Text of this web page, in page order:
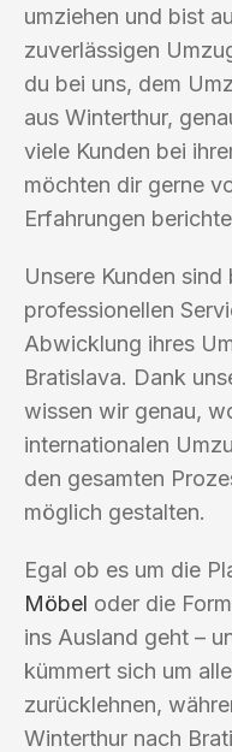
umziehen und bist
zuverlässigen
du bei uns, dem
aus Winterthur,
viele Kunden bei
möchten dir gerne
Erfahrungen
Unsere Kunden
professionellen
Abwicklung ihres
Bratislava. Dank
wissen wir genau,
internationalen
den gesamten
möglich gestalten.
Egal ob es um die
Möbel oder die
ins Ausland geht –
kümmert sich um
zurücklehnen,
Winterthur nach